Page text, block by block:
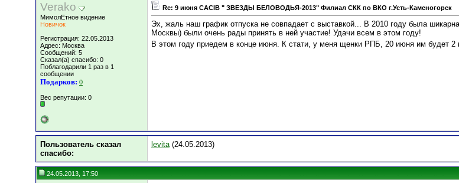
Verako
МимолЕтное видение
Новичок
Регистрация: 22.05.2013
Адрес: Москва
Сообщений: 5
Сказал(а) спасибо: 0
Поблагодарили 1 раз в 1
сообщении
Подарков: 0
Вес репутации: 0
Re: 9 июня СACIB " ЗВЕЗДЫ БЕЛОВОДЬЯ-2013" Филиал СКК по ВКО г.Усть-Каменогорск
Эх, жаль наш график отпуска не совпадает с выставкой... В 2010 году была
Москвы) были очень рады принять в ней участие! Удачи всем в этом году!
В этом году приедем в конце июня. К стати, у меня щенки РПБ, 20 июня им будет 2
Пользователь сказал
cпасибо:
levita(24.05.2013)
24.05.2013, 17:50